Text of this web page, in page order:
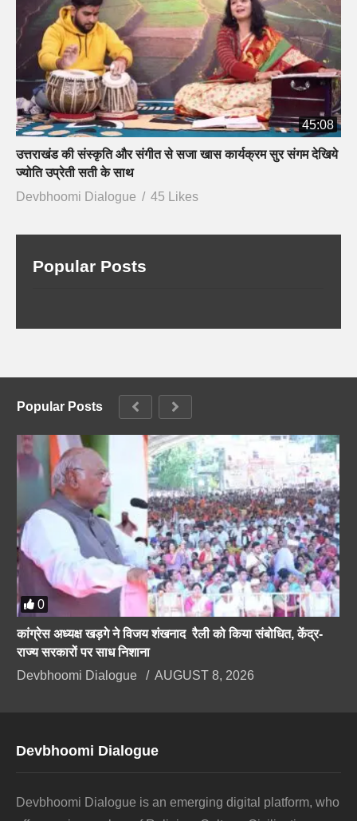
45:08
उत्तराखंड की संस्कृति और संगीत से सजा खास कार्यक्रम सुर संगम देखिये
ज्योति उप्रेती सती के साथ
Devbhoomi Dialogue
45 Likes
Popular Posts
Popular Posts
0
कांग्रेस अध्यक्ष खड़गे ने विजय शंखनाद रैली को किया संबोधित, केंद्र-
राज्य सरकारों पर साध निशाना
Devbhoomi Dialogue
AUGUST 8, 2026
Devbhoomi Dialogue
Devbhoomi Dialogue is an emerging digital platform, who